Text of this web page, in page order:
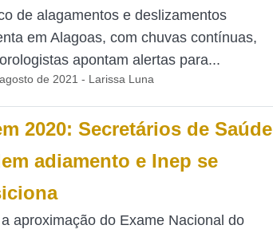
de alagamentos e deslizamentos
em Alagoas, com chuvas contínuas,
apontam alertas para...
de 2021 - Larissa Luna
2020: Secretários de Saúde
adiamento e Inep se
aproximação do Exame Nacional do